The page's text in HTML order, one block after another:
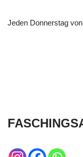
Jeden Donnerstag